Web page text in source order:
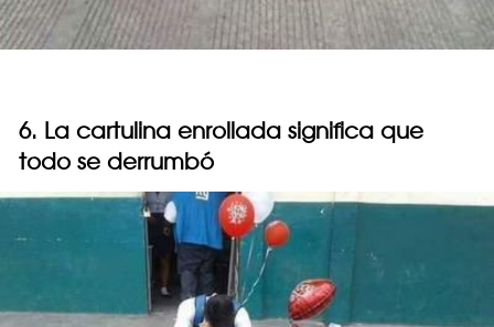
6. La cartulina enrollada significa que
todo se derrumbó